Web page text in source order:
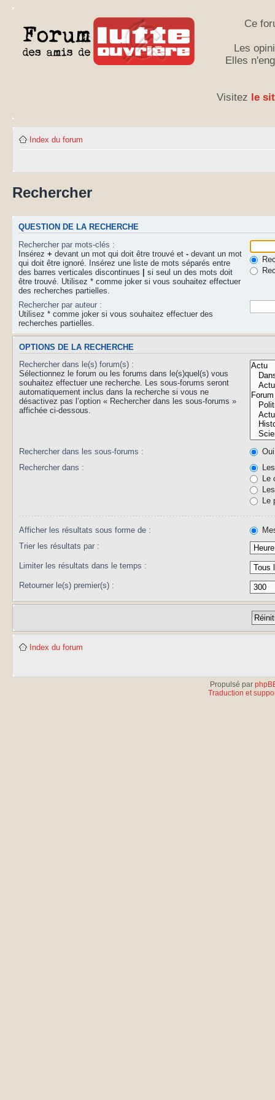
Ce
Les
Elles
Visitez le
Index du forum
Rechercher
QUESTION DE LA RECHERCHE
Rechercher par mots-clés :
Insérez + devant un mot qui doit être trouvé et - devant un mot
qui doit être ignoré. Insérez une liste de mots séparés entre
des barres verticales discontinues
si seul un des mots doit
être trouvé. Utilisez * comme joker si vous souhaitez effectuer
des recherches partielles.
Rechercher par auteur :
Utilisez * comme joker si vous souhaitez effectuer des
recherches partielles.
OPTIONS DE LA RECHERCHE
Rechercher dans le(s) forum(s) :
Sélectionnez le forum ou les forums dans le(s)quel(s) vous
souhaitez effectuer une recherche. Les sous-forums seront
automatiquement inclus dans la recherche si vous ne
désactivez pas l’option « Rechercher dans les sous-forums »
affichée ci-dessous.
Rechercher dans les sous-forums :
Oui
Rechercher dans :
Le
Le
Afficher les résultats sous forme de :
Trier les résultats par :
Limiter les résultats dans le temps :
Retourner le(s) premier(s) :
Index du forum
Propulsé par
Traduction et